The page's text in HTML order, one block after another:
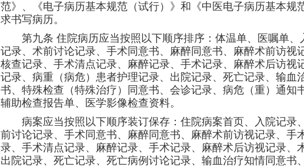
范》、《电子病历基本规范（试行）》和《中医电子病历基本规
求书写病历。
第九条 住院病历应当按照以下顺序排序：体温单、医嘱单、
记录、术前讨论记录、手术同意书、麻醉同意书、麻醉术前访视
核查记录、手术清点记录、麻醉记录、手术记录、麻醉术后访视
记录、病重（病危）患者护理记录、出院记录、死亡记录、输血
书、特殊检查（特殊治疗）同意书、会诊记录、病危（重）通知
辅助检查报告单、医学影像检查资料。
病案应当按照以下顺序装订保存：住院病案首页、入院记录
前讨论记录、手术同意书、麻醉同意书、麻醉术前访视记录、手
录、手术清点记录、麻醉记录、手术记录、麻醉术后访视记录、
出院记录、死亡记录、死亡病例讨论记录、输血治疗知情同意书